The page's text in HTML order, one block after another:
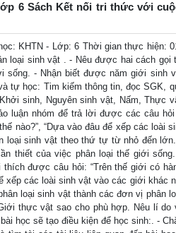
6 Sách Kết nối tri thức với
KHTN - Lớp: 6 Thời gian thực hiện:
loại sinh vật . - Nêu được hai cách
sống. - Nhận biết được năm giới sinh
tự học: Tim kiếm thông tin, đọc SGK,
sinh, Nguyên sinh vật, Nấm, Thực
luận nhóm để trả lời được các câu
nào?”, “Dựa vào đâu để xếp các loài
loại sinh vật theo thứ tự từ nhỏ đến
thiết của việc phân loại thế giới
được câu hỏi: “Trên thế giới có
xếp các loài sinh vật vào các giới
loại sinh vật thành các đơn vị phân
thực vật sao cho phù hợp. Nêu lí do
học sẽ tạo điều kiện để học sinh:. -